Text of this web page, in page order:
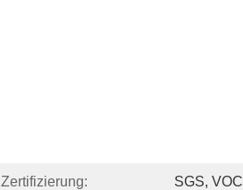
Zertifizierung: SGS, VOC